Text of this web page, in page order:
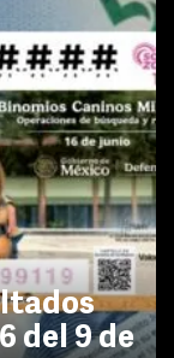
del 9 de